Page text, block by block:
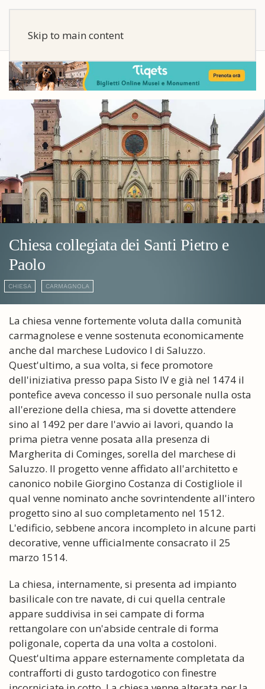
Skip to main content
Chiesa collegiata dei Santi Pietro e
Paolo
CHIESA CARMAGNOLA
La chiesa venne fortemente voluta dalla comunità
carmagnolese e venne sostenuta economicamente
anche dal marchese Ludovico I di Saluzzo.
Quest'ultimo, a sua volta, si fece promotore
dell'iniziativa presso papa Sisto IV e già nel 1474 il
pontefice aveva concesso il suo personale nulla osta
all'erezione della chiesa, ma si dovette attendere
sino al 1492 per dare l'avvio ai lavori, quando la
prima pietra venne posata alla presenza di
Margherita di Cominges, sorella del marchese di
Saluzzo. Il progetto venne affidato all'architetto e
canonico nobile Giorgino Costanza di Costigliole il
qual venne nominato anche sovrintendente all'intero
progetto sino al suo completamento nel 1512.
L'edificio, sebbene ancora incompleto in alcune parti
decorative, venne ufficialmente consacrato il 25
marzo 1514.
La chiesa, internamente, si presenta ad impianto
basilicale con tre navate, di cui quella centrale
appare suddivisa in sei campate di forma
rettangolare con un'abside centrale di forma
poligonale, coperta da una volta a costoloni.
Quest'ultima appare esternamente completata da
contrafforti di gusto tardogotico con finestre